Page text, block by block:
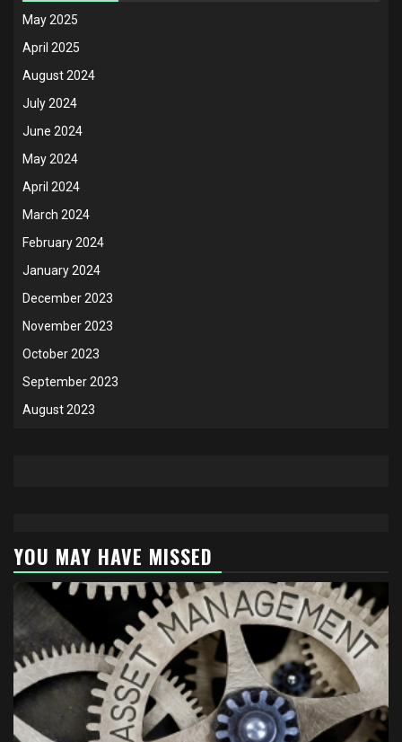
May 2025
April 2025
August 2024
July 2024
June 2024
May 2024
April 2024
March 2024
February 2024
January 2024
December 2023
November 2023
October 2023
September 2023
August 2023
YOU MAY HAVE MISSED